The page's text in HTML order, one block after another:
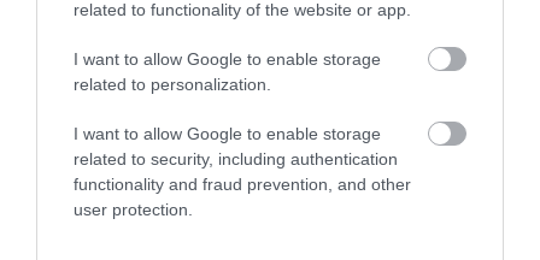
related to functionality of the website or app.
I want to allow Google to enable storage
related to personalization.
I want to allow Google to enable storage
related to security, including authentication
functionality and fraud prevention, and other
user protection.
Σκύρος: Στάχτη πάνω από 1.000
στρέμματα στο Νησί – Νέες
07.08.2026 | 12:45
λάδια στην Εύβοια
της